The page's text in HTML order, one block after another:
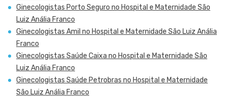
Ginecologistas Porto Seguro no Hospital e Maternidade São
Luiz Anália Franco
Ginecologistas Amil no Hospital e Maternidade São Luiz Anália
Franco
Ginecologistas Saúde Caixa no Hospital e Maternidade São
Luiz Anália Franco
Ginecologistas Saúde Petrobras no Hospital e Maternidade
São Luiz Anália Franco